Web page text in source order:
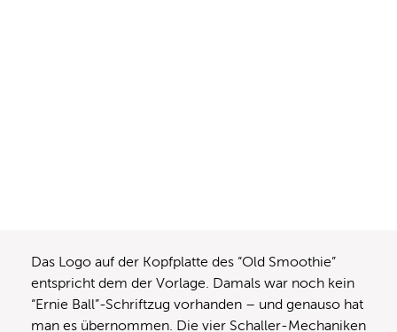
Das Logo auf der Kopfplatte des “Old Smoothie”
entspricht dem der Vorlage. Damals war noch kein
“Ernie Ball”-Schriftzug vorhanden – und genauso hat
man es übernommen. Die vier Schaller-Mechaniken